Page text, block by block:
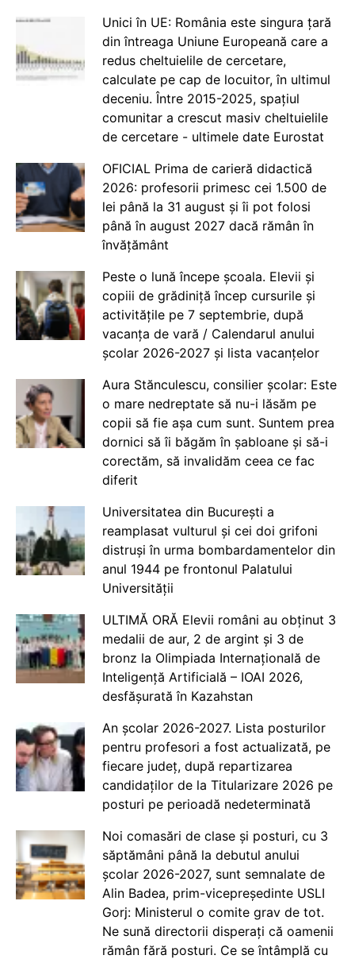
Unici în UE: România este singura țară
din întreaga Uniune Europeană care a
redus cheltuielile de cercetare,
calculate pe cap de locuitor, în ultimul
deceniu. Între 2015-2025, spațiul
comunitar a crescut masiv cheltuielile
de cercetare - ultimele date Eurostat
OFICIAL Prima de carieră didactică
2026: profesorii primesc cei 1.500 de
lei până la 31 august și îi pot folosi
până în august 2027 dacă rămân în
învățământ
Peste o lună începe școala. Elevii și
copiii de grădiniță încep cursurile și
activitățile pe 7 septembrie, după
vacanța de vară / Calendarul anului
școlar 2026-2027 și lista vacanțelor
Aura Stănculescu, consilier școlar: Este
o mare nedreptate să nu-i lăsăm pe
copii să fie așa cum sunt. Suntem prea
dornici să îi băgăm în șabloane și să-i
corectăm, să invalidăm ceea ce fac
diferit
Universitatea din București a
reamplasat vulturul și cei doi grifoni
distruși în urma bombardamentelor din
anul 1944 pe frontonul Palatului
Universității
ULTIMĂ ORĂ Elevii români au obținut 3
medalii de aur, 2 de argint și 3 de
bronz la Olimpiada Internațională de
Inteligență Artificială – IOAI 2026,
desfășurată în Kazahstan
An școlar 2026-2027. Lista posturilor
pentru profesori a fost actualizată, pe
fiecare județ, după repartizarea
candidaților de la Titularizare 2026 pe
posturi pe perioadă nedeterminată
Noi comasări de clase și posturi, cu 3
săptămâni până la debutul anului
școlar 2026-2027, sunt semnalate de
Alin Badea, prim-vicepreședinte USLI
Gorj: Ministerul o comite grav de tot.
Ne sună directorii disperați că oamenii
rămân fără posturi. Ce se întâmplă cu